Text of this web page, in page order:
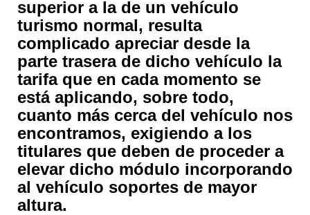
superior a la de un vehículo
turismo normal, resulta
complicado apreciar desde la
parte trasera de dicho vehículo la
tarifa que en cada momento se
está aplicando, sobre todo,
cuanto más cerca del vehículo nos
encontramos, exigiendo a los
titulares que deben de proceder a
elevar dicho módulo incorporando
al vehículo soportes de mayor
altura.